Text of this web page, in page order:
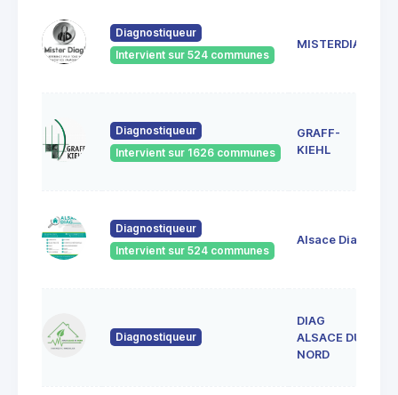
Diagnostiqueur
Intervient sur 524 communes
MISTERDIAG
Diagnostiqueur
Intervient sur 1626 communes
GRAFF-
KIEHL
Diagnostiqueur
Intervient sur 524 communes
Alsace Diag
Diagnostiqueur
DIAG
ALSACE DU
NORD